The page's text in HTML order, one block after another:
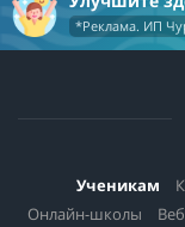
*Реклама. ИП
Ученикам
Онлайн-школы